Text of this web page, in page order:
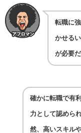
転職に
かせる
が必要
確かに転職で有
力として認めら
然、高いスキル